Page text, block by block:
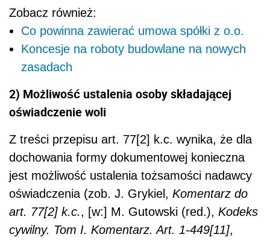
Zobacz również:
Co powinna zawierać umowa spółki z o.o.
Koncesje na roboty budowlane na nowych
zasadach
2) Możliwość ustalenia osoby składającej
oświadczenie woli
Z treści przepisu art. 77[2] k.c. wynika, że dla
dochowania formy dokumentowej konieczna
jest możliwość ustalenia tożsamości nadawcy
oświadczenia (zob. J. Grykiel, Komentarz do
art. 77[2] k.c., [w:] M. Gutowski (red.), Kodeks
cywilny. Tom I. Komentarz. Art. 1-449[11],